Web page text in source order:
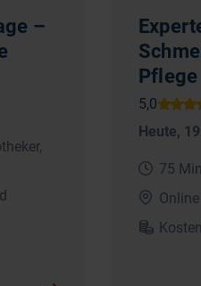
–
Pflege
Heute,
75
Online